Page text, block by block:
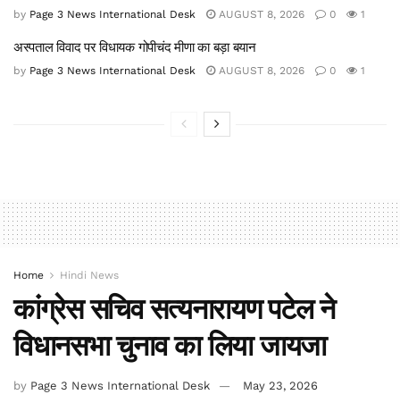
by Page 3 News International Desk AUGUST 8, 2026 0 1
अस्पताल विवाद पर विधायक गोपीचंद मीणा का बड़ा बयान
by Page 3 News International Desk AUGUST 8, 2026 0 1
Home Hindi News
कांग्रेस सचिव सत्यनारायण पटेल ने
विधानसभा चुनाव का लिया जायजा
by Page 3 News International Desk May 23, 2026